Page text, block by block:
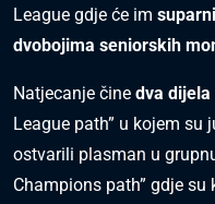
League gdje će im
dvobojima seniorskih
Natjecanje čine dva dijela
League path” u kojem
ostvarili plasman u
Champions path” gdje